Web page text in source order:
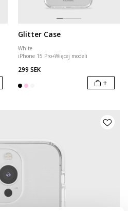
Glitter Case
White
iPhone 15 Pro+Więcej modeli
299 SEK
+